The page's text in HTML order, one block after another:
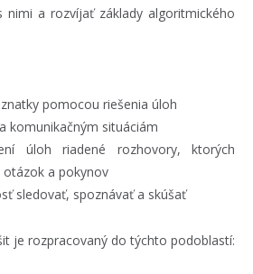
nimi a rozvíjať základy algoritmického
pomocou riešenia úloh
komunikačným situáciám
úloh riadené rozhovory, ktorých
otázok a pokynov
sledovať, spoznávať a skúšať
je rozpracovaný do týchto podoblastí: